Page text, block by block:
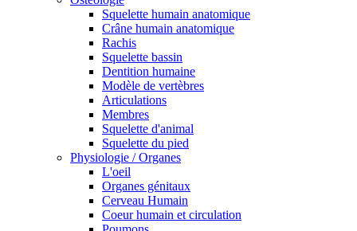
Squelette humain anatomique
Crâne humain anatomique
Rachis
Squelette bassin
Dentition humaine
Modèle de vertèbres
Articulations
Membres
Squelette d'animal
Squelette du pied
Physiologie / Organes
L'oeil
Organes génitaux
Cerveau Humain
Coeur humain et circulation